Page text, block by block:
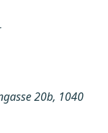
20b, 1040